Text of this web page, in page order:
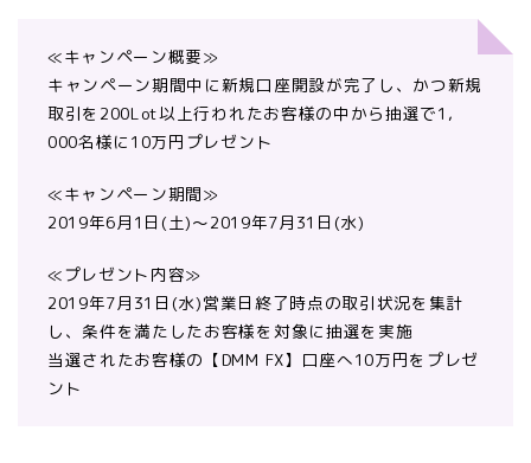
≪キャンペーン概要≫
キャンペーン期間中に新規口座開設が完了し、かつ新規
取引を200Lot以上行われたお客様の中から抽選で1,
000名様に10万円プレゼント
≪キャンペーン期間≫
2019年6月1日(土)〜2019年7月31日(水)
≪プレゼント内容≫
2019年7月31日(水)営業日終了時点の取引状況を集計
し、 条件を満たしたお客様を対象に抽選を実施
当選されたお客様の【DMM FX】口座へ10万円をプレゼ
ント